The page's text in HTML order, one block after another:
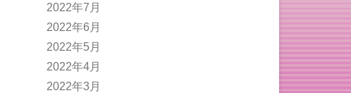
2022年7月
2022年6月
2022年5月
2022年4月
2022年3月